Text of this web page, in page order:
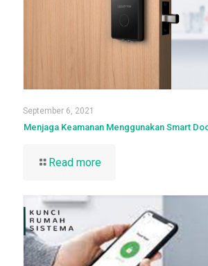
September 6, 2021
Menjaga Keamanan Menggunakan Smart
Read more